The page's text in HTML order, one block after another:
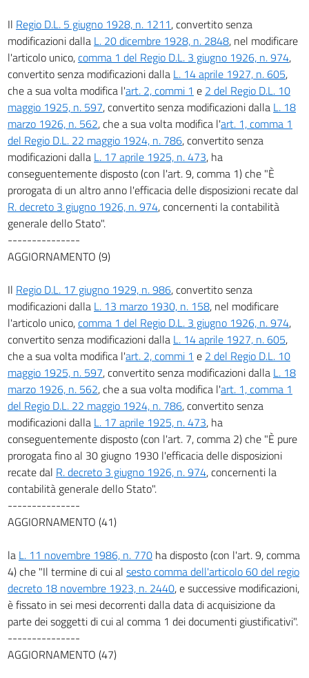
67
67 bis
68
68 bis
69
70
71
72
Capitolo V.
Degli agenti dell'amministrazione che maneggiano valori dello Stato.
73
74
76
Capitolo VI.
Rendimento di conti dell'amministrazione dello Stato.
77
78
79
80
Capitolo VII.
Della responsabilità dei pubblici funzionari.
81
82
83
84
86
Disposizioni generali.
87
88
Disposizioni transitorie.
Il Regio D.L. 5 giugno 1928, n. 1211, convertito senza
modificazioni dalla L. 20 dicembre 1928, n. 2848, nel modificare
l'articolo unico,comma 1 del Regio D.L. 3 giugno 1926, n. 974,
convertito senza modificazioni dalla L. 14 aprile 1927, n. 605,
che a sua volta modifica l'art. 2, commi 1 e 2 del Regio D.L. 10
maggio 1925, n. 597, convertito senza modificazioni dalla L. 18
marzo 1926, n. 562, che a sua volta modifica l'art. 1, comma 1
del Regio D.L. 22 maggio 1924, n. 786, convertito senza
modificazioni dalla L. 17 aprile 1925, n. 473, ha
conseguentemente disposto (con l'art. 9, comma 1) che "È
prorogata di un altro anno l'efficacia delle disposizioni recate dal
R. decreto 3 giugno 1926, n. 974, concernenti la contabilità
generale dello Stato".
---------------
AGGIORNAMENTO (9)
Il Regio D.L. 17 giugno 1929, n. 986, convertito senza
modificazioni dalla L. 13 marzo 1930, n. 158, nel modificare
l'articolo unico,comma 1 del Regio D.L. 3 giugno 1926, n. 974,
convertito senza modificazioni dalla L. 14 aprile 1927, n. 605,
che a sua volta modifica l'art. 2, commi 1 e 2 del Regio D.L. 10
maggio 1925, n. 597, convertito senza modificazioni dalla L. 18
marzo 1926, n. 562, che a sua volta modifica l'art. 1, comma 1
del Regio D.L. 22 maggio 1924, n. 786, convertito senza
modificazioni dalla L. 17 aprile 1925, n. 473, ha
conseguentemente disposto (con l'art. 7, comma 2) che "È pure
prorogata fino al 30 giugno 1930 l'efficacia delle disposizioni
recate dal R. decreto 3 giugno 1926, n. 974, concernenti la
contabilità generale dello Stato".
---------------
AGGIORNAMENTO (41)
la L. 11 novembre 1986, n. 770 ha disposto (con l'art. 9, comma
4) che "Il termine di cui al sesto comma dell'articolo 60 del regio
decreto 18 novembre 1923, n. 2440, e successive modificazioni,
è fissato in sei mesi decorrenti dalla data di acquisizione da
parte dei soggetti di cui al comma 1 dei documenti giustificativi".
---------------
AGGIORNAMENTO (47)